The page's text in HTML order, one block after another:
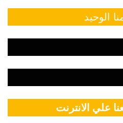
الوحيد
علي الانترنت